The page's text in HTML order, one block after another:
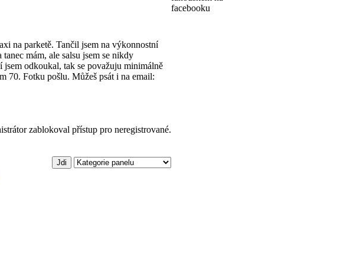
na parketě. Tančil jsem na výkonnostní
mám, ale salsu jsem se nikdy
odkoukal, tak se považuju minimálně
70. Fotku pošlu. Můžeš psát i na email:
zablokoval přístup pro neregistrované.
facebooku